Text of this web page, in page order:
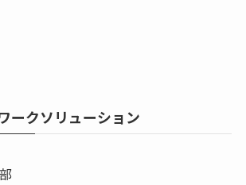
ークソリューション